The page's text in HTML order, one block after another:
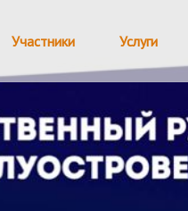
Участники Услуги